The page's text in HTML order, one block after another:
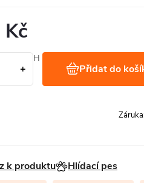
bez DPH
kg Přidat do
Záruka
k produktu Hlídací pes